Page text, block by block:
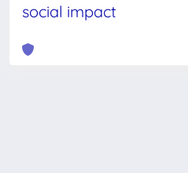
social impact